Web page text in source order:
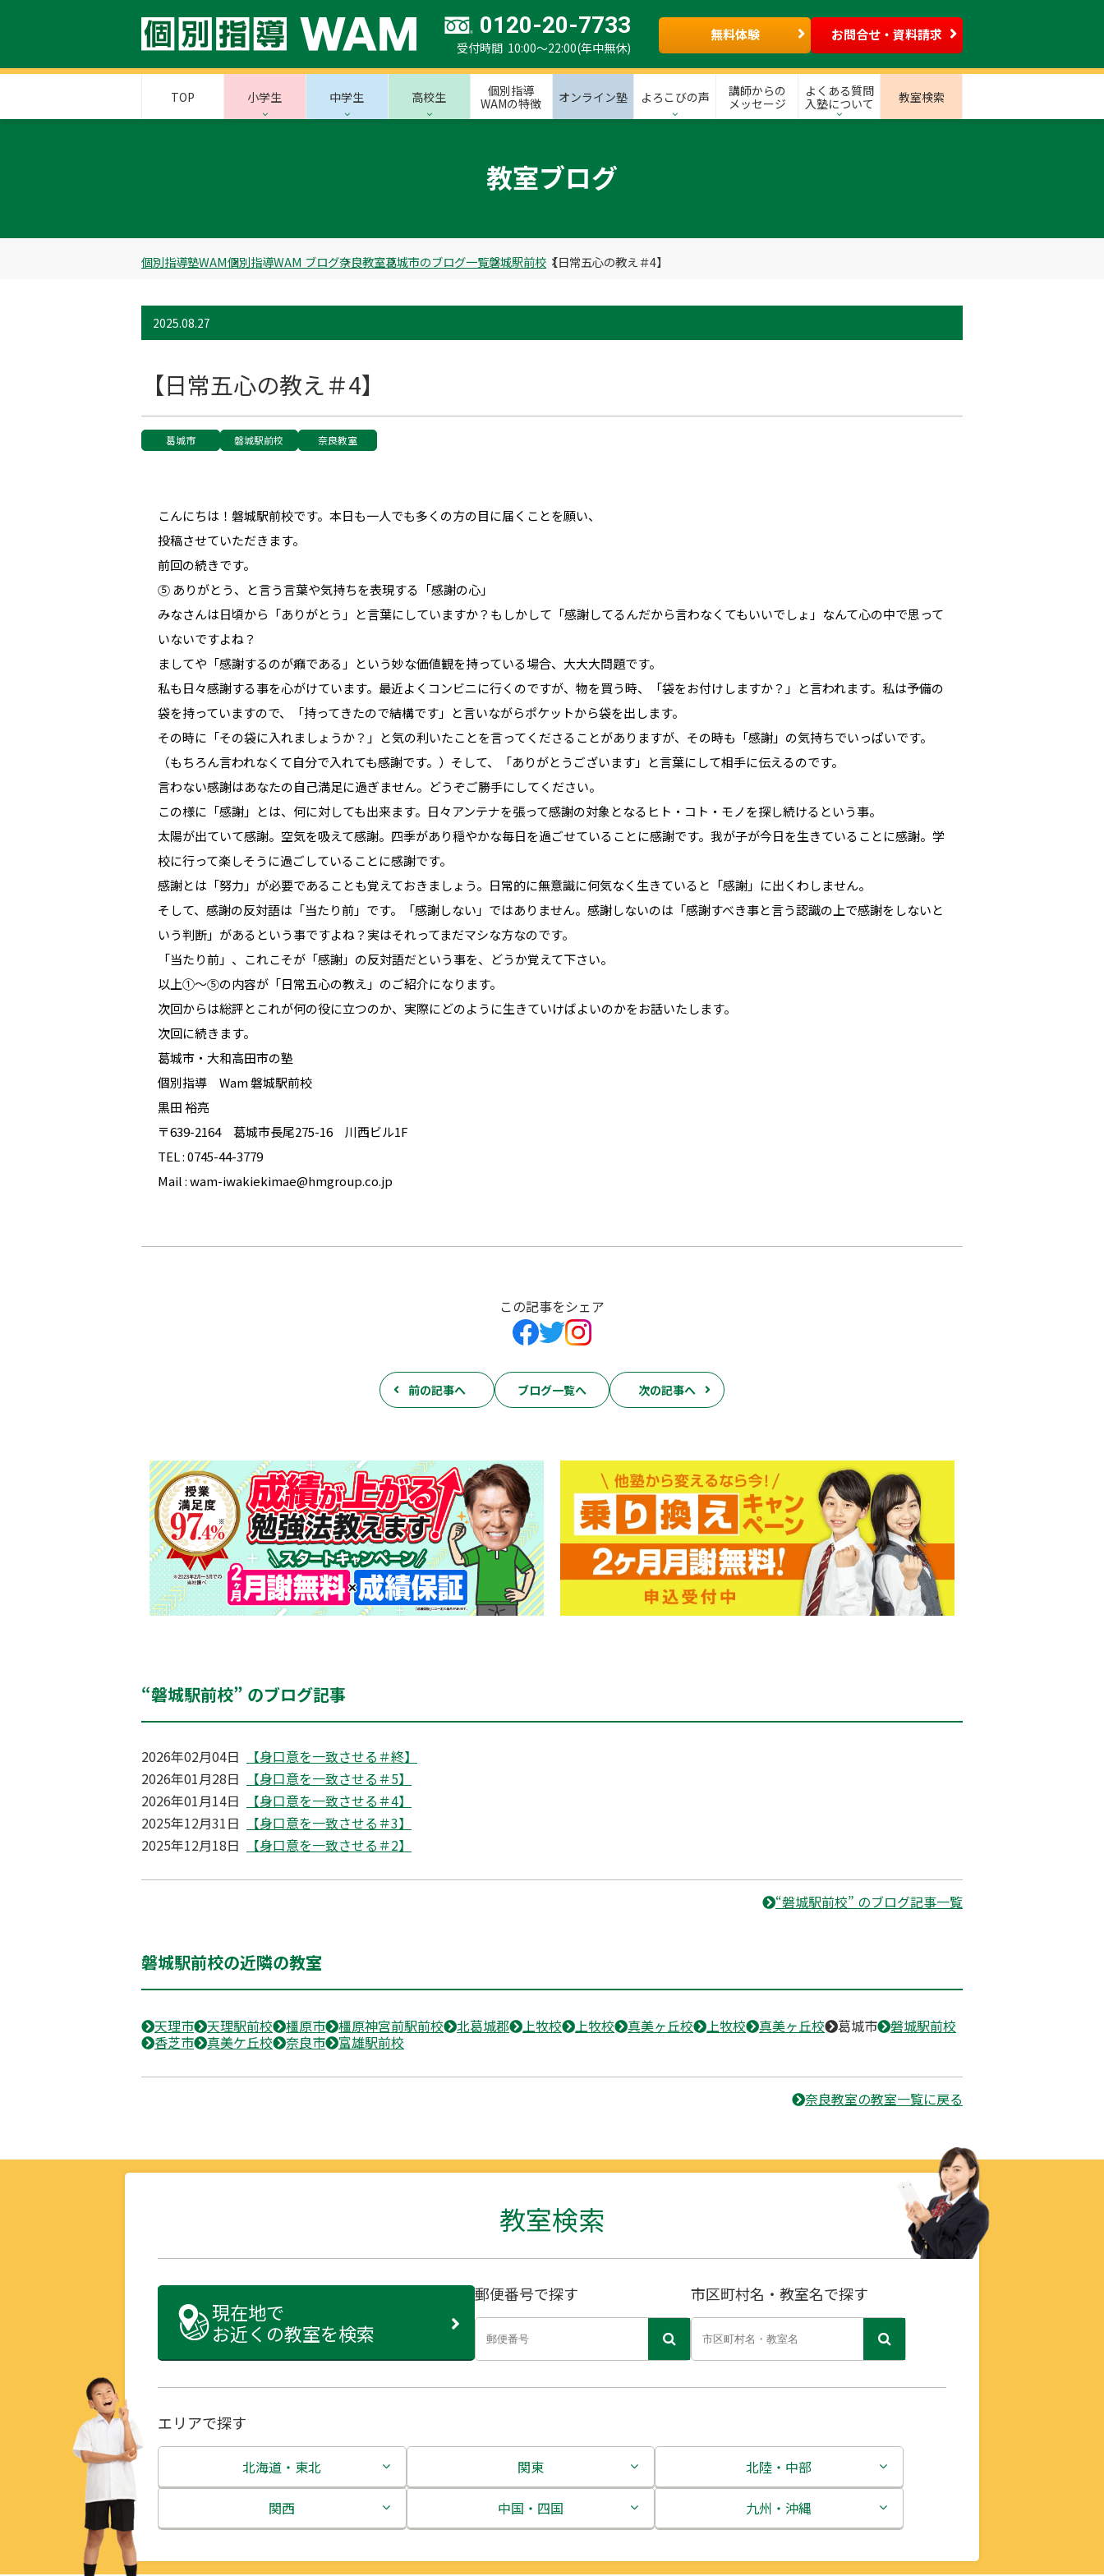
0120-20-7733
受付時間 10:00～22:00(年中無休)
無料体験 お問合せ・資料請求
TOP 小学生 中学生 高校生
個別指導
WAMの特徴
オンライン塾 よろこびの声
講師からの
メッセージ
よくある質問
入塾について
教室検索
教室ブログ
個別指導塾WAM個別指導WAM ブログ奈良教室葛城市のブログ一覧磐城駅前校 【日常五心の教え＃4】
2025.08.27
【日常五心の教え＃4】
葛城市 磐城駅前校 奈良教室
こんにちは！磐城駅前校です。本日も一人でも多くの方の目に届くことを願い、
投稿させていただきます。
前回の続きです。
⑤ ありがとう、と言う言葉や気持ちを表現する「感謝の心」
みなさんは日頃から「ありがとう」と言葉にしていますか？もしかして「感謝してるんだから言わなくてもいいでしょ」なんて心の中で思って
いないですよね？
ましてや「感謝するのが癪である」という妙な価値観を持っている場合、大大大問題です。
私も日々感謝する事を心がけています。最近よくコンビニに行くのですが、物を買う時、「袋をお付けしますか？」と言われます。私は予備の
袋を持っていますので、「持ってきたので結構です」と言いながらポケットから袋を出します。
その時に「その袋に入れましょうか？」と気の利いたことを言ってくださることがありますが、その時も「感謝」の気持ちでいっぱいです。
（もちろん言われなくて自分で入れても感謝です。）そして、「ありがとうございます」と言葉にして相手に伝えるのです。
言わない感謝はあなたの自己満足に過ぎません。どうぞご勝手にしてください。
この様に「感謝」とは、何に対しても出来ます。日々アンテナを張って感謝の対象となるヒト・コト・モノを探し続けるという事。
太陽が出ていて感謝。空気を吸えて感謝。四季があり穏やかな毎日を過ごせていることに感謝です。我が子が今日を生きていることに感謝。学
校に行って楽しそうに過ごしていることに感謝です。
感謝とは「努力」が必要であることも覚えておきましょう。日常的に無意識に何気なく生きていると「感謝」に出くわしません。
そして、感謝の反対語は「当たり前」です。「感謝しない」ではありません。感謝しないのは「感謝すべき事と言う認識の上で感謝をしないと
いう判断」があるという事ですよね？実はそれってまだマシな方なのです。
「当たり前」、これこそが「感謝」の反対語だという事を、どうか覚えて下さい。
以上①～⑤の内容が「日常五心の教え」のご紹介になります。
次回からは総評とこれが何の役に立つのか、実際にどのように生きていけばよいのかをお話いたします。
次回に続きます。
葛城市・大和高田市の塾
個別指導 Wam 磐城駅前校
黒田 裕亮
〒639-2164 葛城市長尾275-16 川西ビル1F
TEL : 0745-44-3779
Mail : wam-iwakiekimae@hmgroup.co.jp
この記事をシェア
前の記事へ ブログ一覧へ 次の記事へ
“磐城駅前校” のブログ記事
2026年02月04日
【身口意を一致させる＃終】
2026年01月28日
【身口意を一致させる＃5】
2026年01月14日
【身口意を一致させる＃4】
2025年12月31日
【身口意を一致させる＃3】
2025年12月18日
【身口意を一致させる＃2】
“磐城駅前校” のブログ記事一覧
磐城駅前校の近隣の教室
天理市 天理駅前校 橿原市 橿原神宮前駅前校 北葛城郡 上牧校 上牧校 真美ヶ丘校 上牧校 真美ヶ丘校 葛城市
磐城駅前校
香芝市
真美ケ丘校 奈良市 富雄駅前校
奈良教室の教室一覧に戻る
教室検索
現在地で
お近くの教室を検索
郵便番号で探す 市区町村名・教室名で探す
エリアで探す
北海道・東北
北海道
関東
茨城県
北陸・中部
新潟県
関西
中国・四国
九州・沖縄